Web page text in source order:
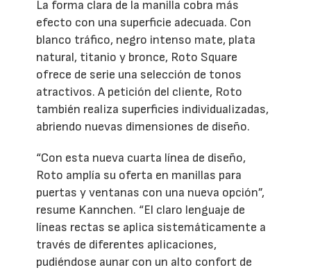
La forma clara de la manilla cobra más
efecto con una superficie adecuada. Con
blanco tráfico, negro intenso mate, plata
natural, titanio y bronce, Roto Square
ofrece de serie una selección de tonos
atractivos. A petición del cliente, Roto
también realiza superficies individualizadas,
abriendo nuevas dimensiones de diseño.
“Con esta nueva cuarta línea de diseño,
Roto amplía su oferta en manillas para
puertas y ventanas con una nueva opción”,
resume Kannchen. “El claro lenguaje de
líneas rectas se aplica sistemáticamente a
través de diferentes aplicaciones,
pudiéndose aunar con un alto confort de